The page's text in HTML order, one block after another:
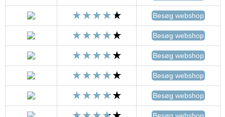
Besøg webshop
Besøg webshop
Besøg webshop
Besøg webshop
Besøg webshop